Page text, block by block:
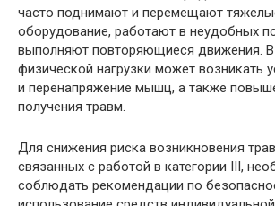
часто поднимают и перемещают
оборудование, работают в неудобных
выполняют повторяющиеся движения. В
физической нагрузки может возникать
и перенапряжение мышц, а также
получения травм.
Для снижения риска возникновения
связанных с работой в категории III,
соблюдать рекомендации по